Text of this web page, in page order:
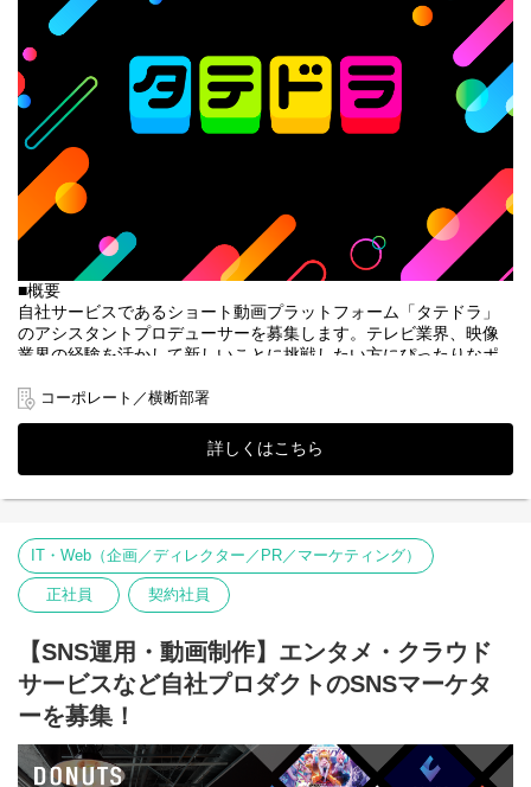
1. 労務実務
まずは当社の複数事業・拠点の就業規則や制度をキャッチアップ
し、以下の実務を一連のサイクルとして自律的に精度高く回して
いただきます。
ー給与計算、住民税、年末調整などの給与関連処理全般
ー入退社・社会保険手続き全般、勤怠管理の運用
ー健康診断・ストレスチェックの実施管理
ー労務関連の問い合わせ対応および社労士窓口業務
※すべてを一人称で回すわけではなく、メインで給与関連処理を
行っていただきながら付随する業務の確認・管理を行っていただ
くイメージです（労務業務はすべてつながっているため）
2. 自発的な「仕組みづくり」と企画・改善推進
現場のオペレーションに潜む不確定要素やミスリスクを自ら発見
し、改善に向けて主体的に行動を起こしていただきます。
ー労務オペレーション・業務フローの再設計： 属人化している作
ー労務リスク管理・規程改定： 法改正や事業拡大に伴う就業規
則・各種規程の見直しや改善提案
ー人事制度運用サポート・DX推進： 制度変更に伴う実務運用の落
とし込みや、BPO活用・システム連携の推進
■概要
自社サービスであるショート動画プラットフォーム「タテドラ」
のアシスタントプロデューサーを募集します。テレビ業界、映像
業界の経験を活かして新しいことに挑戦したい方にぴったりなポ
■「タテドラ」について
「タテドラ」は、オリジナルドラマを中心とした縦型ショートド
ラマアプリです。長編コンテンツを1話2分程度に分けて連続して
視聴することができるため、スマートフォンから隙間時間にお楽
しみいただきやすい構成になっています。
■サービス提供開始の背景
近年、TikTokの流行を皮切りにYouTubeやInstagram等の各種SNS
に縦型ショート動画の投稿機能が続々と実装されており、「TikTok
トレンド大賞2024」では「ショートドラマ」が特別賞に選ばれる
を集めています。
また、株式会社サイバーエージェントと株式会社デジタルインフ
ァクトが共同で実施した「2023年国内動画広告の市場調査」(※)
によると、日本国内における縦型動画広告の市場規模は2023年に
は526億円(前年対比156.3％)に到達、2027年には1,942億円に達す
る見込みと発表されており、世界的に大きな広がりを見せている
コーポレート／横断部署
詳しくはこちら
IT・Web（企画／ディレクター／PR／マーケティング）
正社員 契約社員
【SNS運用・動画制作】エンタメ・クラウド
サービスなど自社プロダクトのSNSマーケタ
ーを募集！